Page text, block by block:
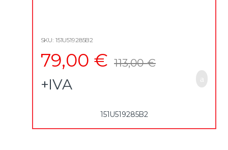
SKU: 151U519285B2
79,00 € 113,00€
+IVA
151U519285B2